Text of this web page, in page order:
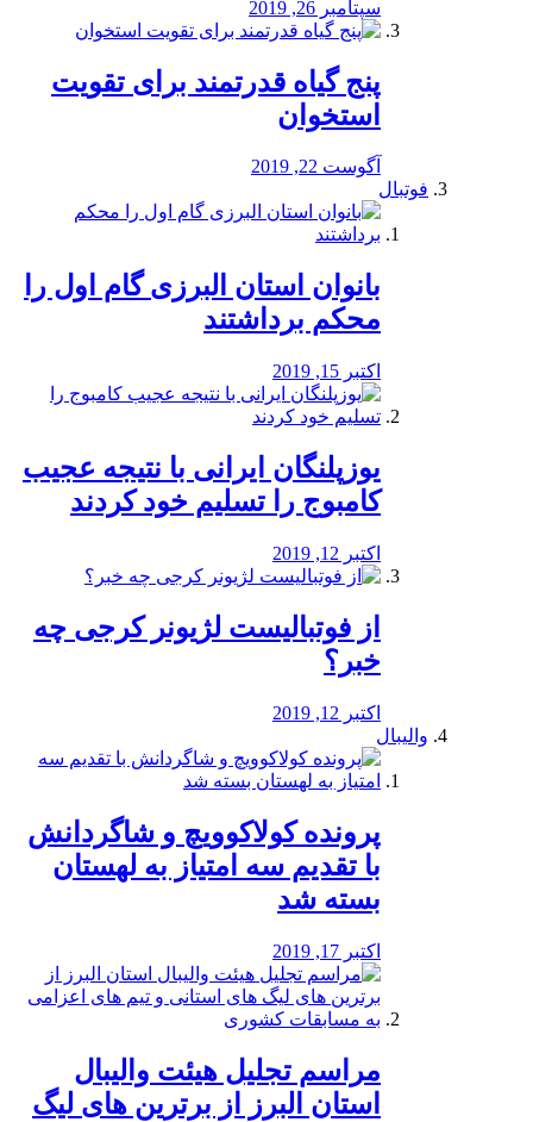
سپتامبر 26, 2019
پنج گیاه قدرتمند برای تقویت
استخوان
آگوست 22, 2019
فوتبال
بانوان استان البرزی گام اول را
محكم برداشتند
اکتبر 15, 2019
یوزپلنگان ایرانی با نتیجه عجیب
کامبوج را تسلیم خود کردند
اکتبر 12, 2019
از فوتبالیست لژیونر کرجی چه
خبر؟
اکتبر 12, 2019
والیبال
پرونده کولاکوویچ و شاگردانش
با تقدیم سه امتیاز به لهستان
بسته شد
اکتبر 17, 2019
مراسم تجلیل هیئت والیبال
استان البرز از برترین های لیگ